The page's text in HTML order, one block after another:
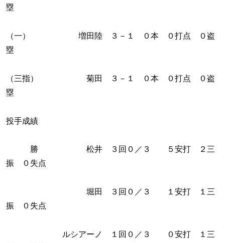
塁
（一） 増田陸 ３－１ ０本 ０打点 ０盗
塁
（三指） 菊田 ３－１ ０本 ０打点 ０盗
塁
投手成績
勝 松井 ３回０／３ ５安打 ２三
振 ０失点
堀田 ３回０／３ １安打 １三
振 ０失点
ルシアーノ １回０／３ ０安打 １三